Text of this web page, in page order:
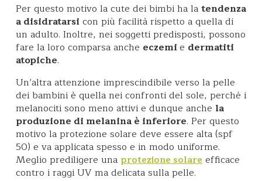
Per questo motivo la cute dei bimbi ha latendenza
a disidratarsicon più facilità rispetto a quella di
un adulto. Inoltre, nei soggetti predisposti, possono
fare la loro comparsa anche eczemie dermatiti
atopiche.
Un’altra attenzione imprescindibile verso la pelle
dei bambini è quella nei confronti del sole, perché i
melanociti sono meno attivi e dunque anche la
produzione di melanina è inferiore. Per questo
motivo la protezione solare deve essere alta (spf
50) e va applicata spesso e in modo uniforme.
Meglio prediligere una protezione solare efficace
contro i raggi UV ma delicata sulla pelle.